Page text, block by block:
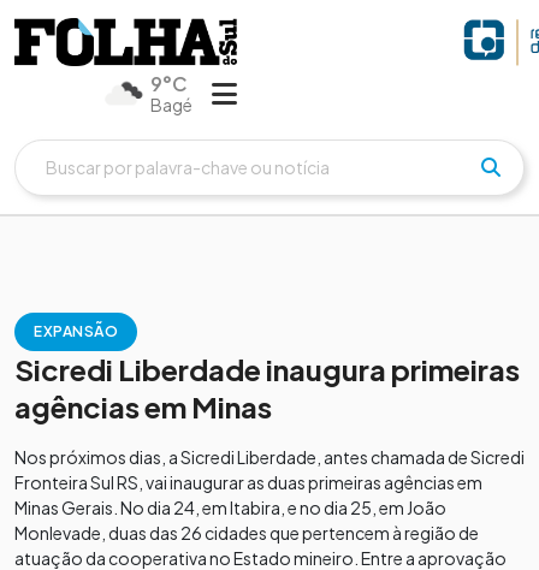
9°C
Bagé
EXPANSÃO
Sicredi Liberdade inaugura primeiras
agências em Minas
Nos próximos dias, a Sicredi Liberdade, antes chamada de Sicredi
Fronteira Sul RS, vai inaugurar as duas primeiras agências em
Minas Gerais. No dia 24, em Itabira, e no dia 25, em João
Monlevade, duas das 26 cidades que pertencem à região de
atuação da cooperativa no Estado mineiro. Entre a aprovação